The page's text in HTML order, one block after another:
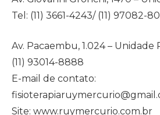
Tel: (11) 3661-4243/ (11) 97082-
Av. Pacaembu, 1.024 – Unidade
(11) 93014-8888
E-mail de contato:
Site: www.ruymercurio.com.br